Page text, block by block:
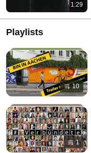
1:29
Playlists
10
1